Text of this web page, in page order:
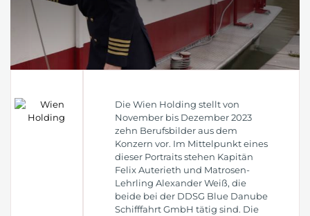
Die Wien Holding stellt von
November bis Dezember 2023
zehn Berufsbilder aus dem
Konzern vor. Im Mittelpunkt eines
dieser Portraits stehen Kapitän
Felix Auterieth und Matrosen-
Lehrling Alexander Weiß, die
beide bei der DDSG Blue Danube
Schifffahrt GmbH tätig sind. Die